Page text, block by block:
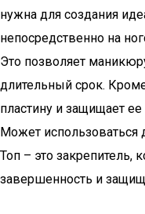
нужна для создания
непосредственно на
Это позволяет
длительный срок.
пластину и защищает
Может
Топ – это закрепитель,
завершенность и